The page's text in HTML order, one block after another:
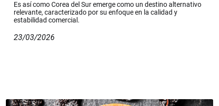
Es así como Corea del Sur emerge como un destino alternativo
relevante, caracterizado por su enfoque en la calidad y
estabilidad comercial.
23/03/2026